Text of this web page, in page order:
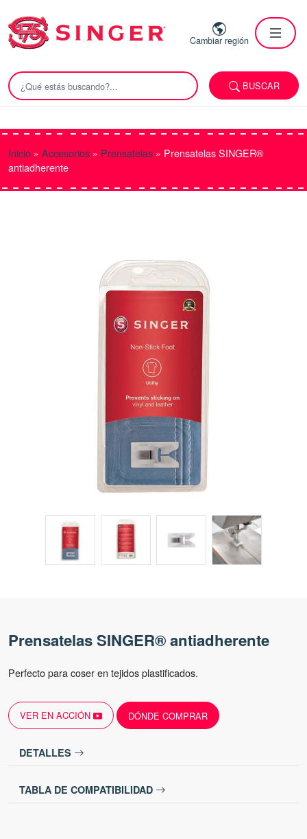
Cambiar región
BUSCAR
Inicio » Accesorios » Prensatelas » Prensatelas SINGER®
antiadherente
Prensatelas SINGER® antiadherente
Perfecto para coser en tejidos plastificados.
VER EN ACCIÓN DÓNDE COMPRAR
DETALLES
TABLA DE COMPATIBILIDAD